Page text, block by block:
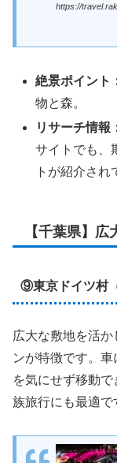
https://
絶景ポイント
物と森。
リサーチ情報
サイトでも、
トが紹介され
【千葉県】
⑨東京ドイツ村
広大な敷地を活
ンが特徴です。
を気にせず移動
族旅行にも最適で